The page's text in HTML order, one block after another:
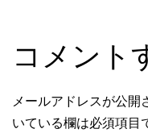
コメント
メールアドレスが公開
いている欄は必須項目